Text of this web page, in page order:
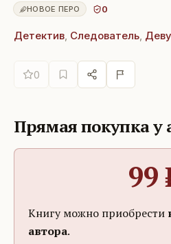
НОВОЕ ПЕРО 0
Детектив, Следователь,
0
Прямая покупка у
99
Книгу можно приобрести
автора.